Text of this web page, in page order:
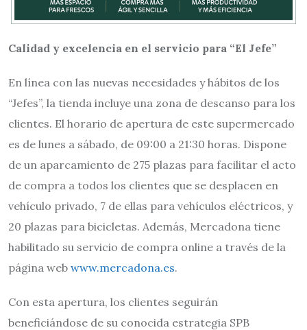
Calidad y excelencia en el servicio para “El Jefe”
En línea con las nuevas necesidades y hábitos de los
“Jefes”, la tienda incluye una zona de descanso para los
clientes. El horario de apertura de este supermercado
es de lunes a sábado, de 09:00 a 21:30 horas. Dispone
de un aparcamiento de 275 plazas para facilitar el acto
de compra a todos los clientes que se desplacen en
vehículo privado, 7 de ellas para vehículos eléctricos, y
20 plazas para bicicletas. Además, Mercadona tiene
habilitado su servicio de compra online a través de la
página web www.mercadona.es.
Con esta apertura, los clientes seguirán
beneficiándose de su conocida estrategia SPB